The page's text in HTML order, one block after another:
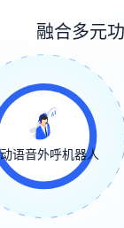
融合多元
语音外呼机器人